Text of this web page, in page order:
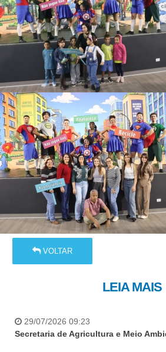
VOLTAR
LEIA MAIS
29/07/2026 09:23
Secretaria de Agricultura e Meio